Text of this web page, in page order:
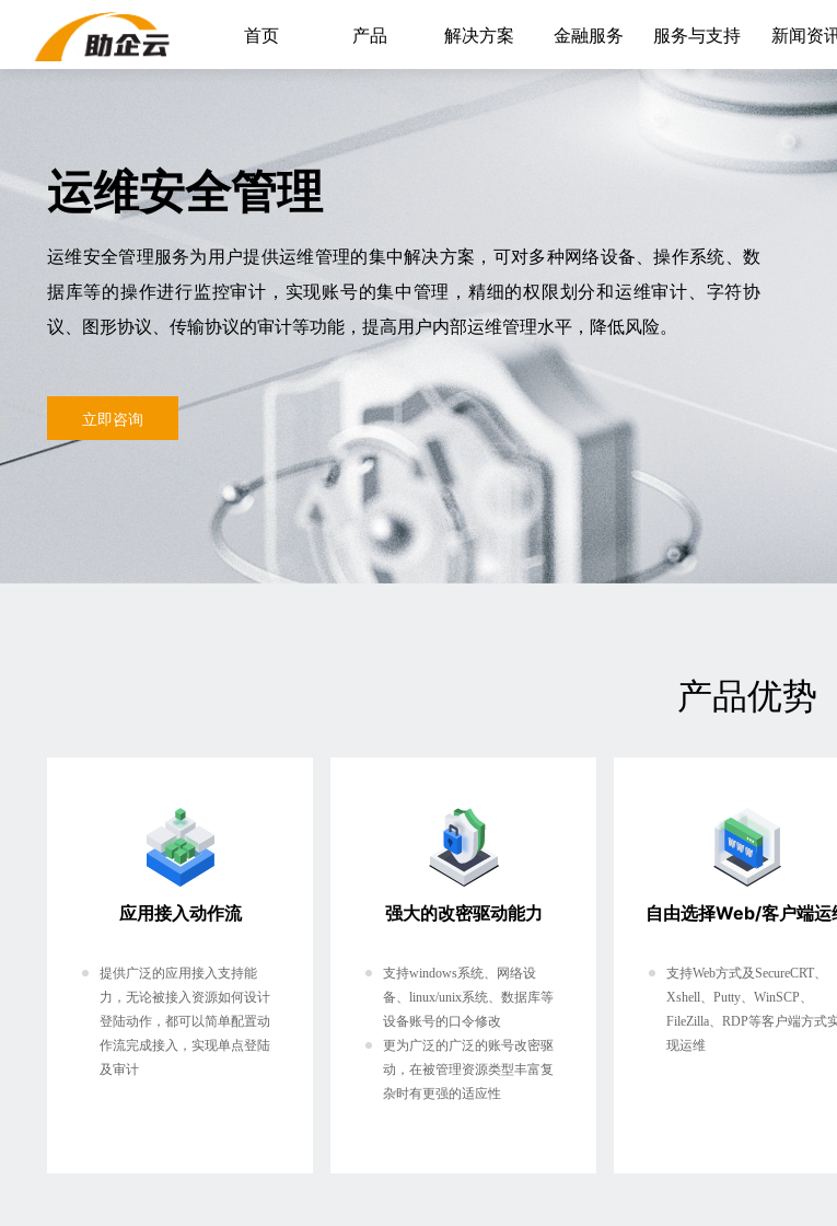
首页 产品 解决方案 金融服务 服务与支持 新闻资
运维安全管理
运维安全管理服务为用户提供运维管理的集中解决方案，可对多种网络设备、操作系统、数
据库等的操作进行监控审计，实现账号的集中管理，精细的权限划分和运维审计、字符协
议、图形协议、传输协议的审计等功能，提高用户内部运维管理水平，降低风险。
立即咨询
产品优势
应用接入动作流
提供广泛的应用接入支持能
力，无论被接入资源如何设计
登陆动作，都可以简单配置动
作流完成接入，实现单点登陆
及审计
强大的改密驱动能力
支持windows系统、网络设
备、linux/unix系统、数据库等
设备账号的口令修改
更为广泛的广泛的账号改密驱
动，在被管理资源类型丰富复
杂时有更强的适应性
自由选择Web/客户端运
支持Web方式及SecureCRT、
Xshell、Putty、WinSCP、
FileZilla、RDP等客户端方式
现运维